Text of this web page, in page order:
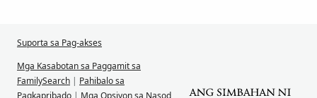
Suporta sa Pag-akses
Mga Kasabotan sa Paggamit sa
FamilySearch | Pahibalo sa
Pagkapribado | Mga Opsiyon sa Nasod